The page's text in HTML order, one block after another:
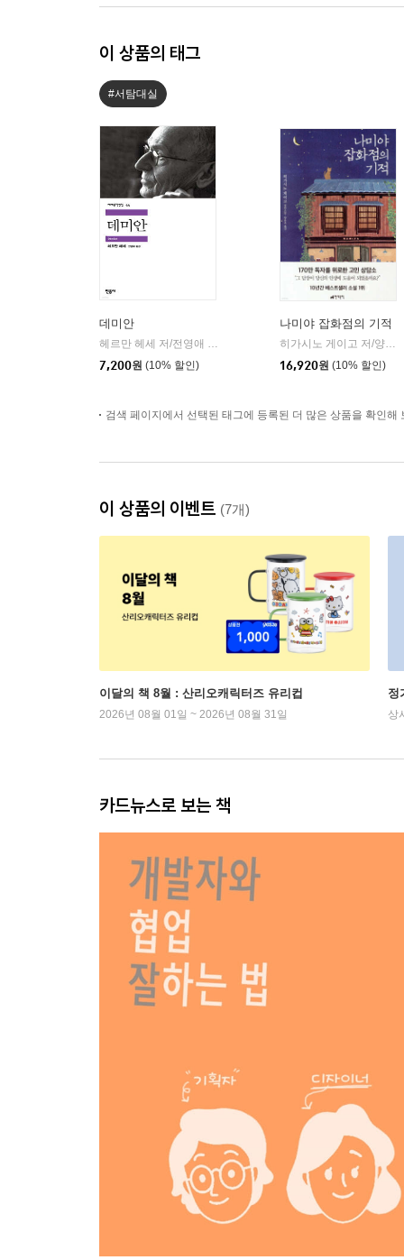
이 상품의 태그
#서탐대실
데미안
헤르만 헤세 저/전영애 역
7,200원 (10% 할인)
나미야 잡화점의 기적
히가시노 게이고 저/양윤옥 역
16,920원 (10% 할인)
검색 페이지에서 선택된 태그에 등록된 더 많은 상품을 확인해
이 상품의 이벤트 (7개)
이달의 책 8월 : 산리오캐릭터즈 유리컵
2026년 08월 01일 ~ 2026년 08월 31일
정
상
카드뉴스로 보는 책